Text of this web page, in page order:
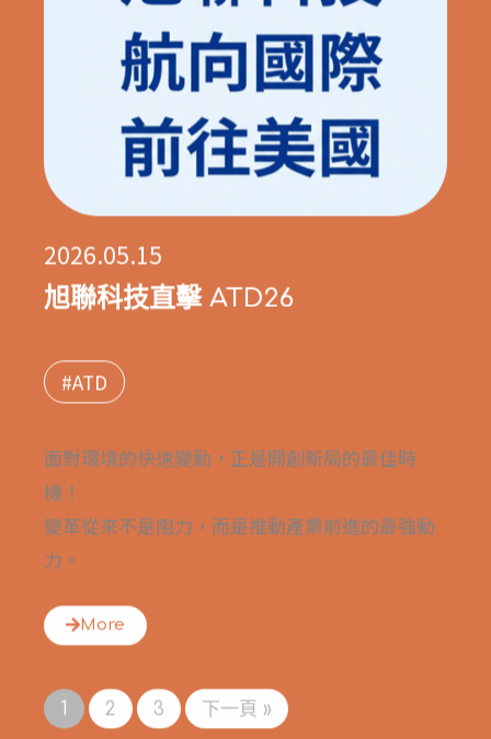
旭聯科技直擊 ATD26
2026.05.15
#ATD
面對環境的快速變動，正是開創新局的最佳時
機！
變革從來不是阻力，而是推動產業前進的最強動
力。
More
1 2 3 下一頁 »